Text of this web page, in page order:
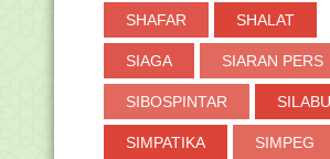
SHAFAR SHALAT
SIAGA SIARAN PERS
SIBOSPINTAR
SIMPATIKA SIMPEG